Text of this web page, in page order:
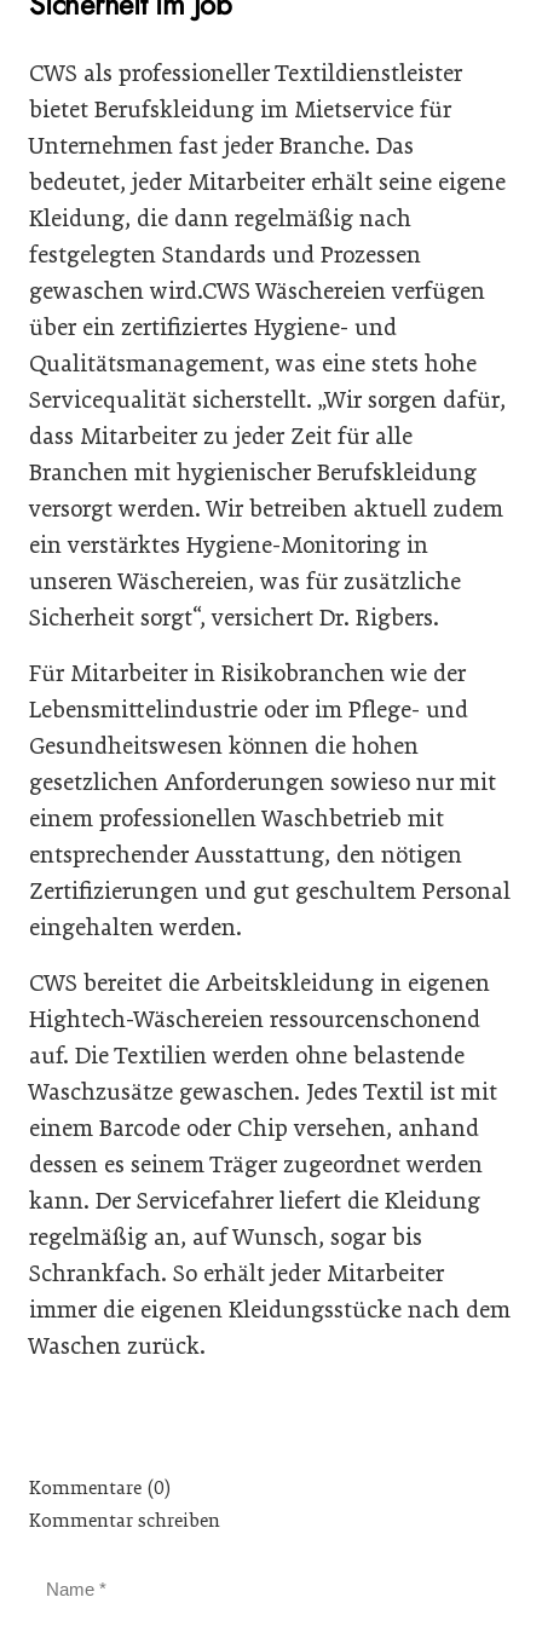
CWS als professioneller Textildienstleister
bietet Berufskleidung im Mietservice für
Unternehmen fast jeder Branche. Das
bedeutet, jeder Mitarbeiter erhält seine eigene
Kleidung, die dann regelmäßig nach
festgelegten Standards und Prozessen
gewaschen wird.CWS Wäschereien verfügen
über ein zertifiziertes Hygiene- und
Qualitätsmanagement, was eine stets hohe
Servicequalität sicherstellt. „Wir sorgen dafür,
dass Mitarbeiter zu jeder Zeit für alle
Branchen mit hygienischer Berufskleidung
versorgt werden. Wir betreiben aktuell zudem
ein verstärktes Hygiene-Monitoring in
unseren Wäschereien, was für zusätzliche
Sicherheit sorgt“, versichert Dr. Rigbers.
Für Mitarbeiter in Risikobranchen wie der
Lebensmittelindustrie oder im Pflege- und
Gesundheitswesen können die hohen
gesetzlichen Anforderungen sowieso nur mit
einem professionellen Waschbetrieb mit
entsprechender Ausstattung, den nötigen
Zertifizierungen und gut geschultem Personal
eingehalten werden.
CWS bereitet die Arbeitskleidung in eigenen
Hightech-Wäschereien ressourcenschonend
auf. Die Textilien werden ohne belastende
Waschzusätze gewaschen. Jedes Textil ist mit
einem Barcode oder Chip versehen, anhand
dessen es seinem Träger zugeordnet werden
kann. Der Servicefahrer liefert die Kleidung
regelmäßig an, auf Wunsch, sogar bis
Schrankfach. So erhält jeder Mitarbeiter
immer die eigenen Kleidungsstücke nach dem
Waschen zurück.
Kommentare (0)
Kommentar schreiben